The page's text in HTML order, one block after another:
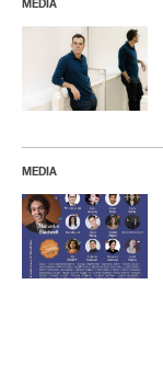
MEDIA
MEDIA